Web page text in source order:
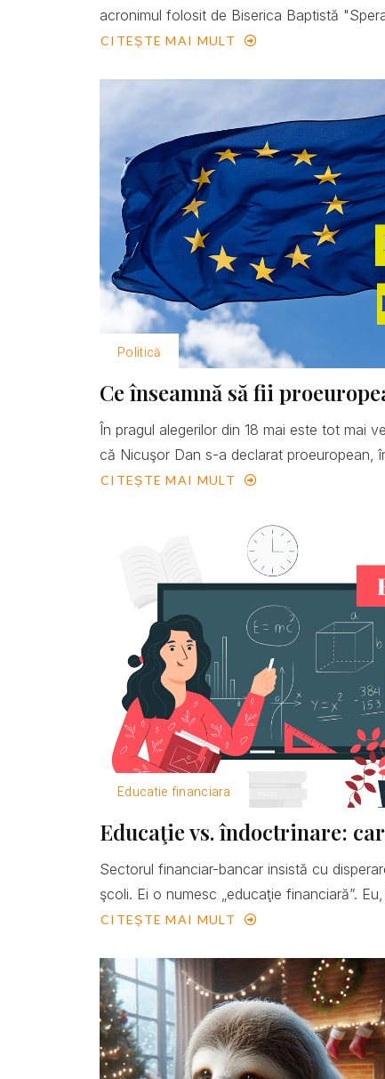
acronimul folosit de Biserica Baptistă
CITEȘTE MAI MULT
Politică
Ce înseamnă să fii
În pragul alegerilor din 18 mai este tot mai
că Nicuşor Dan s-a declarat proeuropean,
CITEȘTE MAI MULT
Educatie financiara
Educaţie vs. îndoctrinare:
Sectorul financiar-bancar insistă cu
şcoli. Ei o numesc „educaţie financiară”.
CITEȘTE MAI MULT